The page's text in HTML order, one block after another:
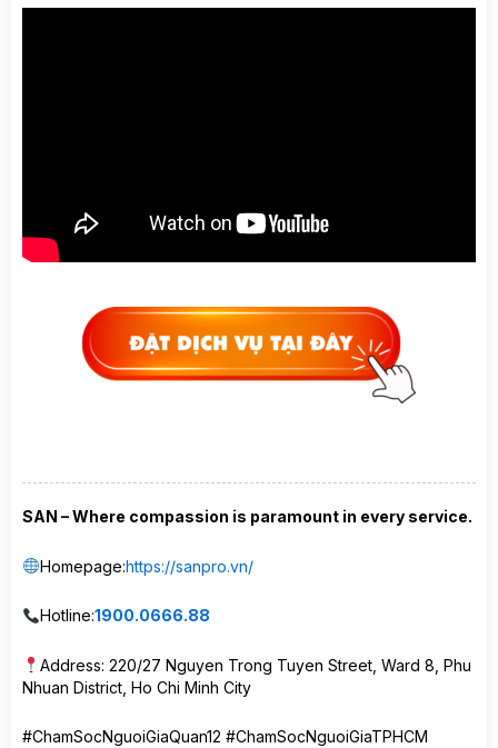
SAN – Where compassion is paramount in every service.
Homepage:https://sanpro.vn/
Hotline:1900.0666.88
Address: 220/27 Nguyen Trong Tuyen Street, Ward 8, Phu
Nhuan District, Ho Chi Minh City
#ChamSocNguoiGiaQuan12 #ChamSocNguoiGiaTPHCM